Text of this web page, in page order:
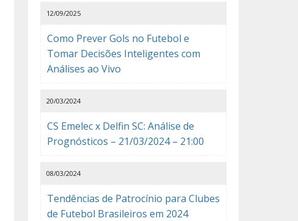
Como Prever Gols no Futebol e
Tomar Decisões Inteligentes com
Análises ao Vivo
12/09/2025
CS Emelec x Delfin SC: Análise de
Prognósticos – 21/03/2024 – 21:00
20/03/2024
Tendências de Patrocínio para Clubes
de Futebol Brasileiros em 2024
08/03/2024